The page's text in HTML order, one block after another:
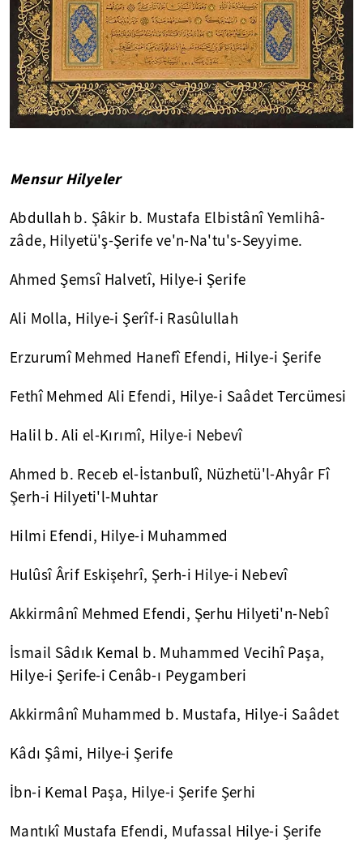
Mensur Hilyeler
Abdullah b. Şâkir b. Mustafa Elbistânî Yemlihâ-
zâde, Hilyetü'ş-Şerife ve'n-Na'tu's-Seyyime.
Ahmed Şemsî Halvetî, Hilye-i Şerife
Ali Molla, Hilye-i Şerîf-i Rasûlullah
Erzurumî Mehmed Hanefî Efendi, Hilye-i Şerife
Fethî Mehmed Ali Efendi, Hilye-i Saâdet Tercümesi
Halil b. Ali el-Kırımî, Hilye-i Nebevî
Ahmed b. Receb el-İstanbulî, Nüzhetü'l-Ahyâr Fî
Şerh-i Hilyeti'l-Muhtar
Hilmi Efendi, Hilye-i Muhammed
Hulûsî Ârif Eskişehrî, Şerh-i Hilye-i Nebevî
Akkirmânî Mehmed Efendi, Şerhu Hilyeti'n-Nebî
İsmail Sâdık Kemal b. Muhammed Vecihî Paşa,
Hilye-i Şerife-i Cenâb-ı Peygamberi
Akkirmânî Muhammed b. Mustafa, Hilye-i Saâdet
Kâdı Şâmi, Hilye-i Şerife
İbn-i Kemal Paşa, Hilye-i Şerife Şerhi
Mantıkî Mustafa Efendi, Mufassal Hilye-i Şerife